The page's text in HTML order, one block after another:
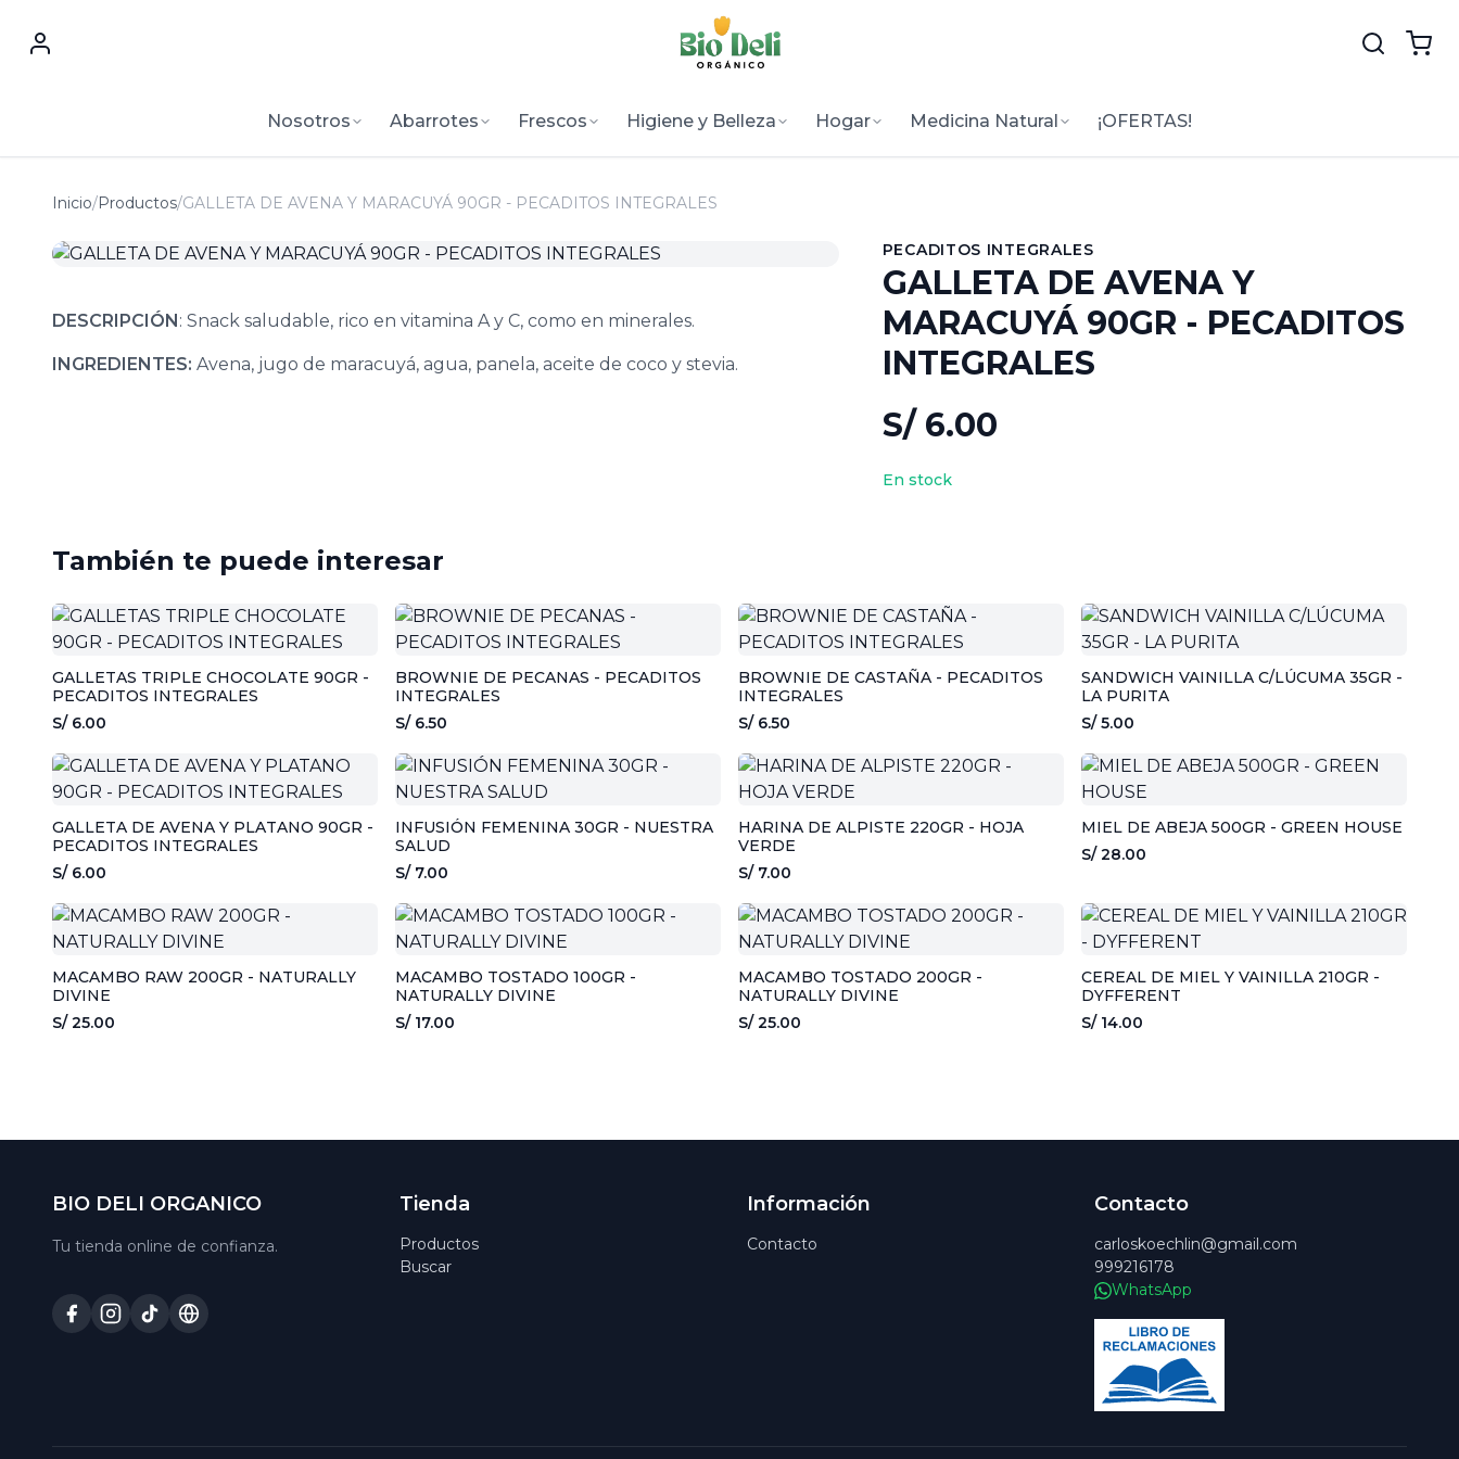
Nosotros Abarrotes Frescos Higiene y Belleza Hogar Medicina Natural ¡OFERTAS!
Inicio/Productos/GALLETA DE AVENA Y MARACUYÁ 90GR - PECADITOS INTEGRALES
PECADITOS INTEGRALES
GALLETA DE AVENA Y
MARACUYÁ 90GR - PECADITOS
INTEGRALES
S/ 6.00
En stock
DESCRIPCIÓN: Snack saludable, rico en vitamina A y C, como en minerales.
INGREDIENTES: Avena, jugo de maracuyá, agua, panela, aceite de coco y stevia.
También te puede interesar
GALLETAS TRIPLE CHOCOLATE 90GR -
PECADITOS INTEGRALES
S/ 6.00
BROWNIE DE PECANAS - PECADITOS
INTEGRALES
S/ 6.50
BROWNIE DE CASTAÑA - PECADITOS
INTEGRALES
S/ 6.50
SANDWICH VAINILLA C/LÚCUMA 35GR -
LA PURITA
S/ 5.00
GALLETA DE AVENA Y PLATANO 90GR -
PECADITOS INTEGRALES
S/ 6.00
INFUSIÓN FEMENINA 30GR - NUESTRA
SALUD
S/ 7.00
HARINA DE ALPISTE 220GR - HOJA
VERDE
S/ 7.00
MIEL DE ABEJA 500GR - GREEN HOUSE
S/ 28.00
MACAMBO RAW 200GR - NATURALLY
DIVINE
S/ 25.00
MACAMBO TOSTADO 100GR -
NATURALLY DIVINE
S/ 17.00
MACAMBO TOSTADO 200GR -
NATURALLY DIVINE
S/ 25.00
CEREAL DE MIEL Y VAINILLA 210GR -
DYFFERENT
S/ 14.00
BIO DELI ORGANICO
Tu tienda online de confianza.
Tienda
Productos
Buscar
Información
Contacto
Contacto
carloskoechlin@gmail.com
999216178
WhatsApp